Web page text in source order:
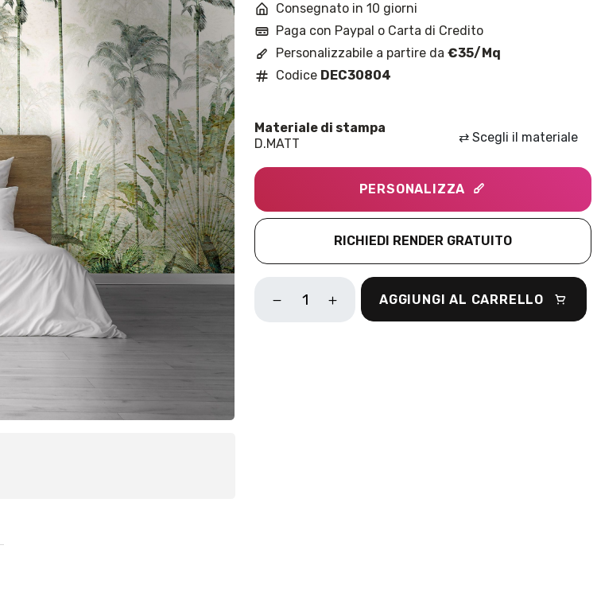
Consegnato in 10 giorni
Paga con Paypal o Carta di Credito
Personalizzabile a partire da€35/Mq
Codice DEC30804
D.MATT ⇄ Scegli il materiale
PERSONALIZZA
RICHIEDI RENDER GRATUITO
SAVAGE
AGGIUNGI AL CARRELLO